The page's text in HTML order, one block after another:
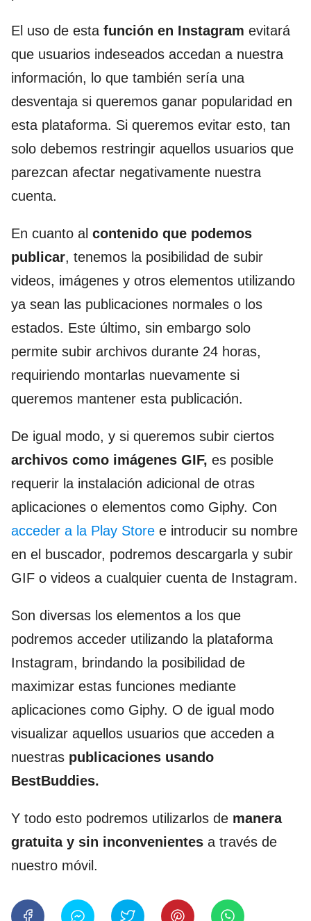
El uso de esta función en Instagram evitará
que usuarios indeseados accedan a nuestra
información, lo que también sería una
desventaja si queremos ganar popularidad en
esta plataforma. Si queremos evitar esto, tan
solo debemos restringir aquellos usuarios que
parezcan afectar negativamente nuestra
cuenta.
En cuanto al contenido que podemos
publicar, tenemos la posibilidad de subir
videos, imágenes y otros elementos utilizando
ya sean las publicaciones normales o los
estados. Este último, sin embargo solo
permite subir archivos durante 24 horas,
requiriendo montarlas nuevamente si
queremos mantener esta publicación.
De igual modo, y si queremos subir ciertos
archivos como imágenes GIF, es posible
requerir la instalación adicional de otras
aplicaciones o elementos como Giphy. Con
acceder a la Play Store e introducir su nombre
en el buscador, podremos descargarla y subir
GIF o videos a cualquier cuenta de Instagram.
Son diversas los elementos a los que
podremos acceder utilizando la plataforma
Instagram, brindando la posibilidad de
maximizar estas funciones mediante
aplicaciones como Giphy. O de igual modo
visualizar aquellos usuarios que acceden a
nuestras publicaciones usando
BestBuddies.
Y todo esto podremos utilizarlos de manera
gratuita y sin inconvenientes a través de
nuestro móvil.